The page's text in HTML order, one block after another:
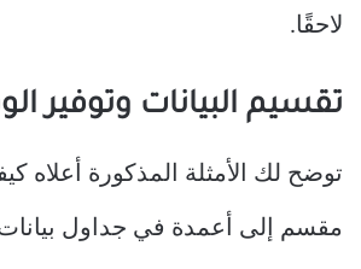
لاحقًا.
تقسيم البيانات وتوفير
توضح لك الأمثلة المذكورة أعلاه